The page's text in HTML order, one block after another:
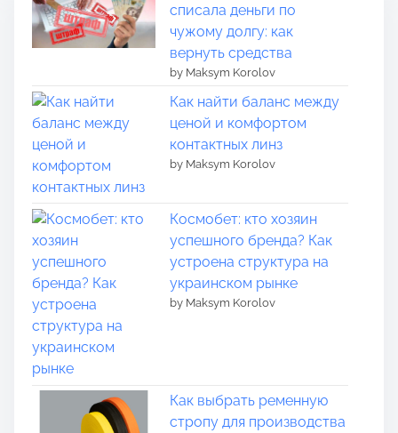
списала деньги по
чужому долгу: как
вернуть средства
by Maksym Korolov
Как найти баланс между
ценой и комфортом
контактных линз
by Maksym Korolov
Космобет: кто хозяин
успешного бренда? Как
устроена структура на
украинском рынке
by Maksym Korolov
Как выбрать ременную
стропу для производства